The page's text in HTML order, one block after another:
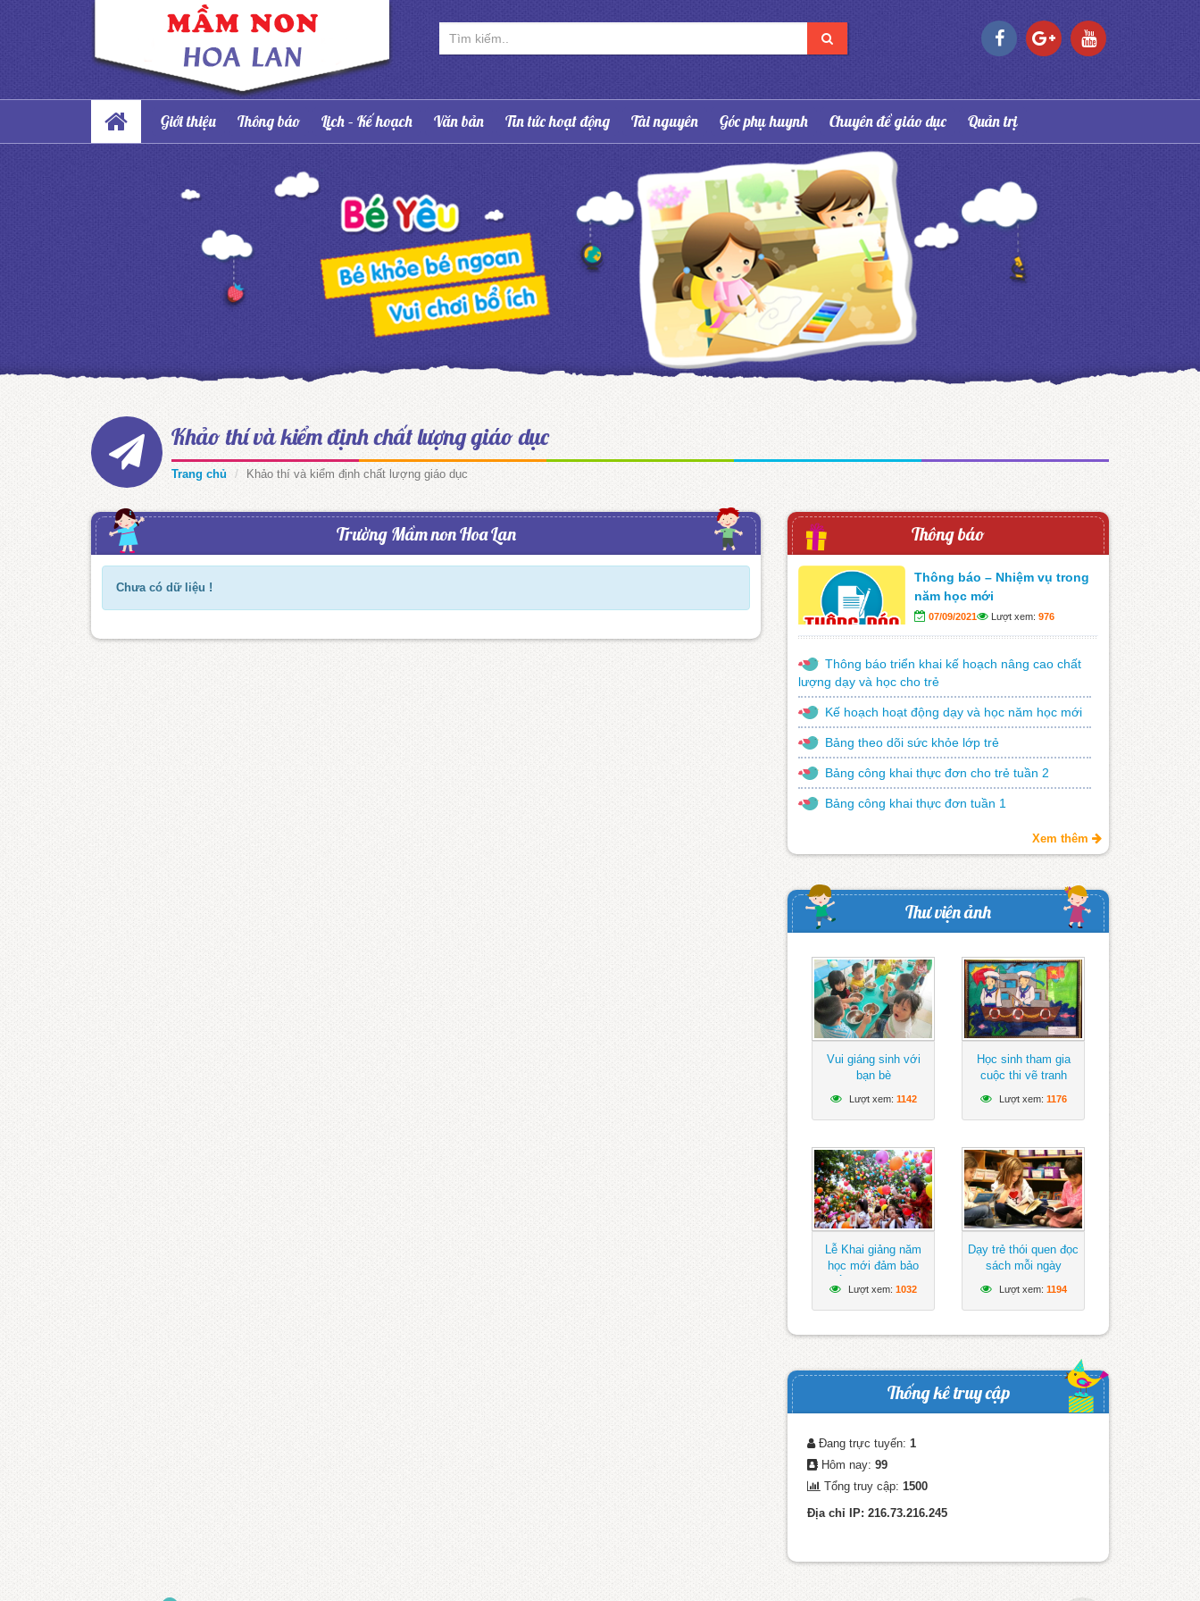
Giới thiệu Thông báo Lịch – Kế hoạch Văn bản Tin tức hoạt động Tài nguyên Góc phụ huynh Chuyên đề giáo dục Quản trị
Khảo thí và kiểm định chất lượng giáo dục
Trang chủ Khảo thí và kiểm định chất lượng giáo dục
Trường Mầm non Hoa Lan
Chưa có dữ liệu !
Thông báo
Thông báo – Nhiệm vụ trong
năm học mới
07/09/2021 Lượt xem: 976
Thông báo triển khai kế hoạch nâng cao chất
lượng dạy và học cho trẻ
Kế hoạch hoạt động dạy và học năm học mới
Bảng theo dõi sức khỏe lớp trẻ
Bảng công khai thực đơn cho trẻ tuần 2
Bảng công khai thực đơn tuần 1
Xem thêm
Thư viện ảnh
Vui giáng sinh với
bạn bè
Lượt xem: 1142
Học sinh tham gia
cuộc thi vẽ tranh
Lượt xem: 1176
Lễ Khai giảng năm
học mới đảm bảo
lành mạnh
Lượt xem: 1032
Dạy trẻ thói quen đọc
sách mỗi ngày
Lượt xem: 1194
Thống kê truy cập
Đang trực tuyến: 1
Hôm nay: 99
Tổng truy cập: 1500
Địa chỉ IP: 216.73.216.245